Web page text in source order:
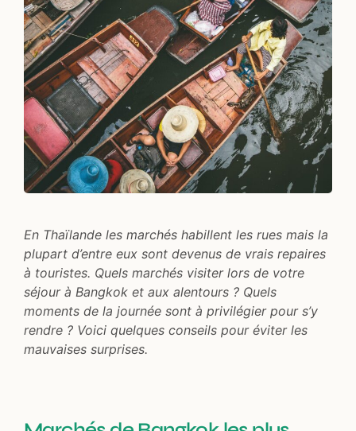
En Thaïlande les marchés habillent les rues mais la
plupart d’entre eux sont devenus de vrais repaires
à touristes. Quels marchés visiter lors de votre
séjour à Bangkok et aux alentours ? Quels
moments de la journée sont à privilégier pour s’y
rendre ? Voici quelques conseils pour éviter les
mauvaises surprises.